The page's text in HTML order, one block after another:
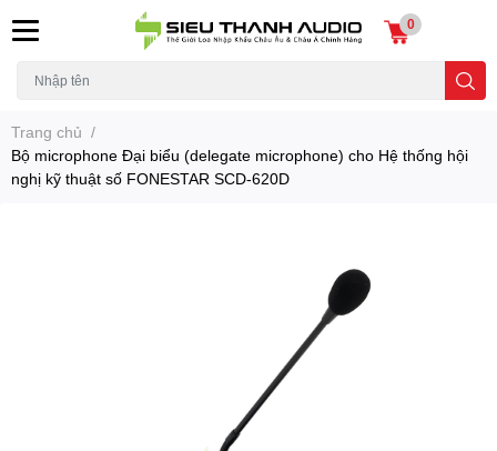
0
Trang chủ /
Bộ microphone Đại biểu (delegate microphone) cho Hệ thống hội
nghị kỹ thuật số FONESTAR SCD-620D